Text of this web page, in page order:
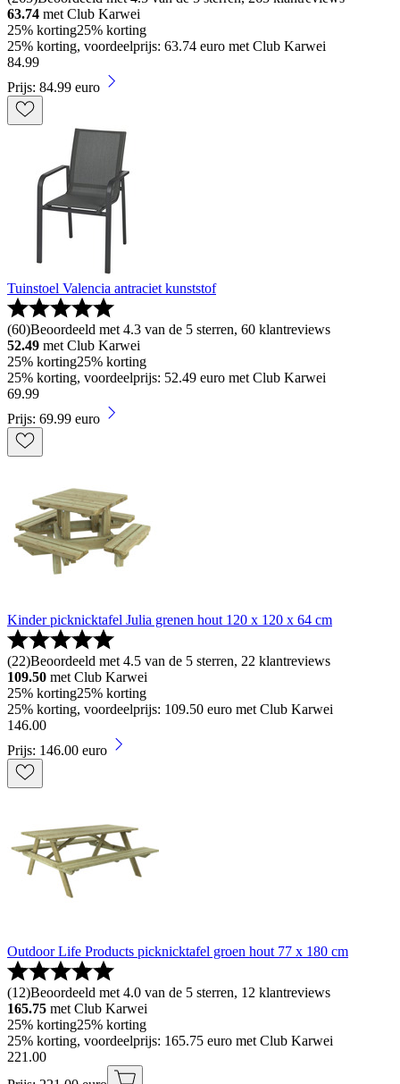
63.74 met Club Karwei
25% korting25% korting
25% korting, voordeelprijs: 63.74 euro met Club Karwei
84.99
Prijs: 84.99 euro
Tuinstoel Valencia antraciet kunststof
(60)Beoordeeld met 4.3 van de 5 sterren, 60 klantreviews
52.49 met Club Karwei
25% korting25% korting
25% korting, voordeelprijs: 52.49 euro met Club Karwei
69.99
Prijs: 69.99 euro
Kinder picknicktafel Julia grenen hout 120 x 120 x 64 cm
(22)Beoordeeld met 4.5 van de 5 sterren, 22 klantreviews
109.50 met Club Karwei
25% korting25% korting
25% korting, voordeelprijs: 109.50 euro met Club Karwei
146.00
Prijs: 146.00 euro
Outdoor Life Products picknicktafel groen hout 77 x 180 cm
(12)Beoordeeld met 4.0 van de 5 sterren, 12 klantreviews
165.75 met Club Karwei
25% korting25% korting
25% korting, voordeelprijs: 165.75 euro met Club Karwei
221 .00